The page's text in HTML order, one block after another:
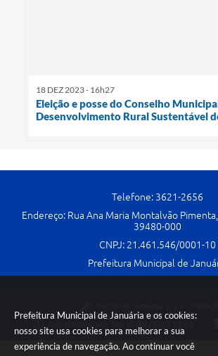
Prefeitura Municipal de Januária e os cookies:
nosso site usa cookies para melhorar a sua
experiência de navegação. Ao continuar você
18 DEZ 2023 - 16h27
Eleição e posse do Conselho
Desenvolvimento Rural Sustentável
Telefone: 3621-2656
Endereço: Rua Ana Maria Montalvão
39480-000
CNPJ: 21.461.546/0001-10
Prefeitura Municipal de